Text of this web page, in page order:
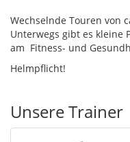
Wechselnde Touren von
Unterwegs gibt es kleine
am Fitness- und
Helmpflicht!
Unsere Trainer